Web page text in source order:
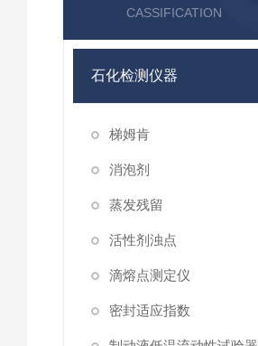
CASSIFICATION
石化检测仪器
梯姆肯
消泡剂
蒸发残留
活性剂浊点
滴熔点测定仪
密封适应指数